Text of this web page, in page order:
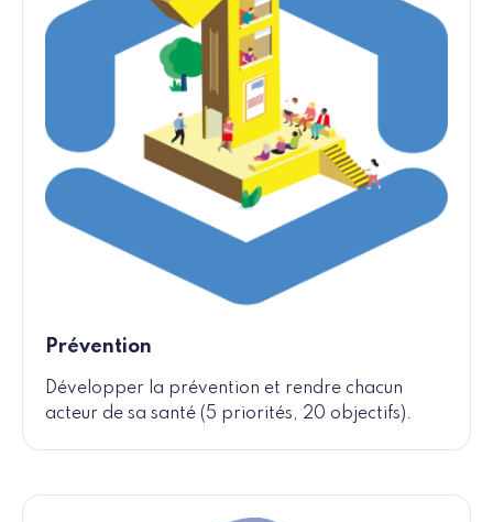
Prévention
Développer la prévention et rendre chacun
acteur de sa santé (5 priorités, 20 objectifs).